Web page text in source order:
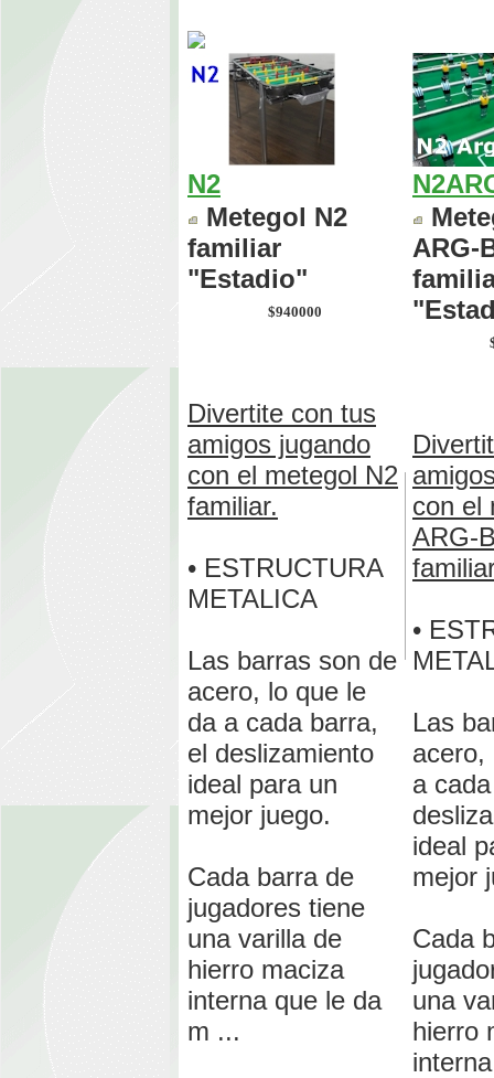
N2
Metegol N2
familiar
"Estadio"
$940000
Divertite con tus
amigos jugando
con el metegol N2
familiar.
• ESTRUCTURA
METALICA
Las barras son de
acero, lo que le
da a cada barra,
el deslizamiento
ideal para un
mejor juego.
Cada barra de
jugadores tiene
una varilla de
hierro maciza
interna que le da
m ...
ARG-
con el
ARG-
•
Las
acero,
a
ideal
mejor
Cada
una
hierro